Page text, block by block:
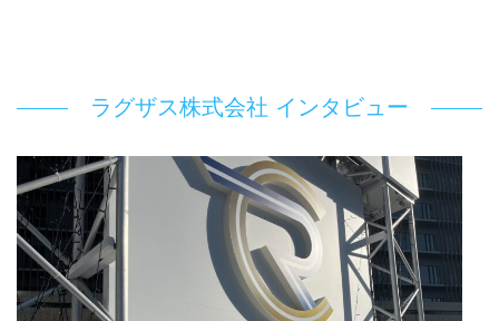
ラグザス株式会社 インタビュー